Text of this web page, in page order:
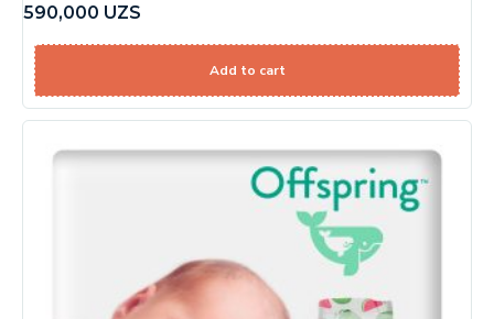
590,000 UZS
Add to cart